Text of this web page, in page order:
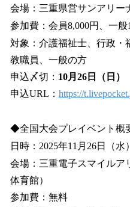
会場：三重県営サンアリー
参加費：会員8,000円、一
対象：介護福祉士、行政・
教職員、一般の方
申込〆切： 10月26日（日）
申込URL： https://
◆全国大会プレイベント概
日時：2025年11月26日（水）
会場：三重電子スマイルア
体育館）
参加費：無料